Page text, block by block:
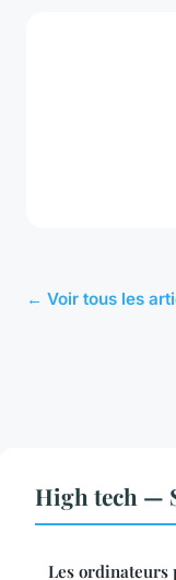
← Voir tous les
High tech —
Les ordinateurs